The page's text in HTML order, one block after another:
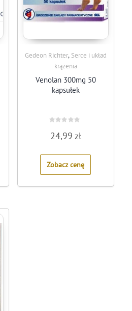
Gedeon Richter, Serce i układ
krążenia
Venolan 300mg 50
kapsułek
0
out
5
24,99 zł
Zobacz cenę